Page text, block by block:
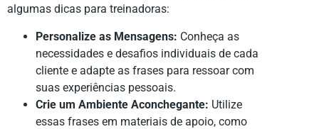
algumas dicas para treinadoras:
Personalize as Mensagens: Conheça as
necessidades e desafios individuais de cada
cliente e adapte as frases para ressoar com
suas experiências pessoais.
Crie um Ambiente Aconchegante: Utilize
essas frases em materiais de apoio, como